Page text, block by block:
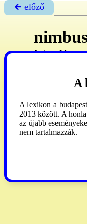
🡰 előző
Az
A
A lexikon a
2013 között. A
az újabb
nem tartalmazzák.